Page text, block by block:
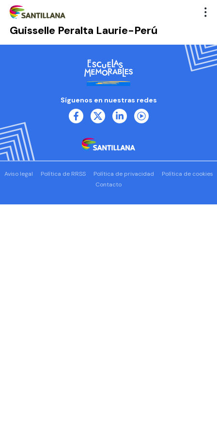
Guisselle Peralta Laurie-Perú
Síguenos en nuestras redes
Aviso legal Política de RRSS Política de privacidad
Política de cookies
Contacto